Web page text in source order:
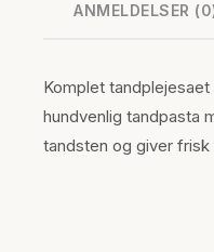
ANMELDELSER
Komplet
hundvenlig tandpasta
tandsten og giver frisk